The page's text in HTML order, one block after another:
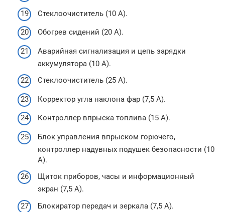
Стеклоочиститель (10 А).
Обогрев сидений (20 А).
Аварийная сигнализация и цепь зарядки
аккумулятора (10 А).
Стеклоочиститель (25 А).
Корректор угла наклона фар (7,5 А).
Контроллер впрыска топлива (15 А).
Блок управления впрыском горючего,
контроллер надувных подушек безопасности (10
А).
Щиток приборов, часы и информационный
экран (7,5 А).
Блокиратор передач и зеркала (7,5 А).